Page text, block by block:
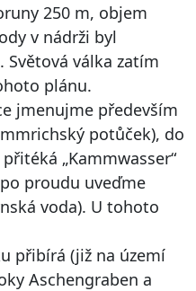
250 m, objem
v nádrži byl
Světová válka zatím
plánu.
jmenujme především
potůček), do
„Kammwasser“
proudu uveďme
voda). U tohoto
přibírá (již na území
Aschengraben a